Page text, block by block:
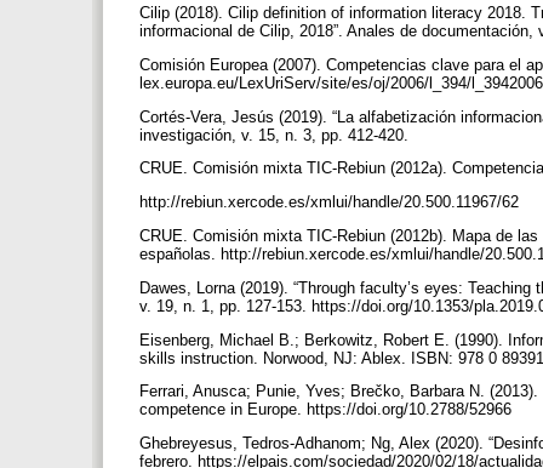
Cilip (2018). Cilip definition of information literacy 2018.
informacional de Cilip, 2018”. Anales de
Comisión Europea (2007). Competencias clave para el
lex.europa.eu/LexUriServ/site/es/oj/2006/l_394/
Cortés-Vera, Jesús (2019). “La alfabetización
investigación, v. 15, n. 3, pp. 412-420.
CRUE. Comisión mixta TIC-Rebiun (2012a).
http://rebiun.xercode.es/xmlui/handle/20.500.11967/62
CRUE. Comisión mixta TIC-Rebiun (2012b). Mapa de
españolas. http://rebiun.xercode.es/xmlui/handle/
Dawes, Lorna (2019). “Through faculty’s eyes:
v. 19, n. 1, pp. 127-153. https://doi.org/10.1353/
Eisenberg, Michael B.; Berkowitz, Robert E. (1990).
skills instruction. Norwood, NJ: Ablex. ISBN: 978 0
Ferrari, Anusca; Punie, Yves; Brečko, Barbara N.
competence in Europe. https://doi.org/10.2788/52966
Ghebreyesus, Tedros-Adhanom; Ng, Alex (2020).
febrero. https://elpais.com/sociedad/2020/02/18/